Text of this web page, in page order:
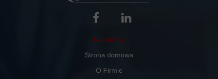
Na skróty
Strona domowa
O Firmie